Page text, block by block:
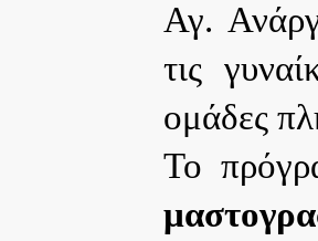
Αγ.
τις
ομάδες
Το